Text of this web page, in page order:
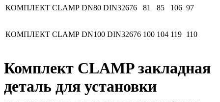
КОМПЛЕКТ СLАМР DN80 DIN32676 81 85 106 97
КОМПЛЕКТ СLАМР DN100 DIN32676 100 104 119 110
Комплект CLAMP закладная
деталь для установки